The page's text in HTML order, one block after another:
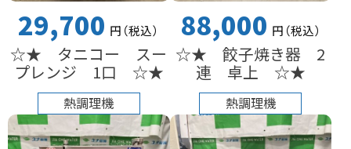
29,700 円（税込）
☆★ タニコー スー
プレンジ 1口 ☆★
熱調理機
88,000 円（税込）
☆★ 餃子焼き器 2
連 卓上 ☆★
熱調理機